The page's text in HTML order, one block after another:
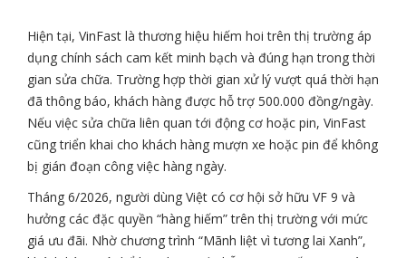
Hiện tại, VinFast là thương hiệu hiếm hoi trên thị trường áp
dụng chính sách cam kết minh bạch và đúng hạn trong thời
gian sửa chữa. Trường hợp thời gian xử lý vượt quá thời hạn
đã thông báo, khách hàng được hỗ trợ 500.000 đồng/ngày.
Nếu việc sửa chữa liên quan tới động cơ hoặc pin, VinFast
cũng triển khai cho khách hàng mượn xe hoặc pin để không
bị gián đoạn công việc hàng ngày.
Tháng 6/2026, người dùng Việt có cơ hội sở hữu VF 9 và
hưởng các đặc quyền “hàng hiếm” trên thị trường với mức
giá ưu đãi. Nhờ chương trình “Mãnh liệt vì tương lai Xanh”,